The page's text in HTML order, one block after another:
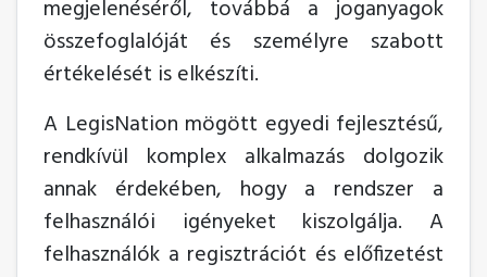
megjelenéséről, továbbá a joganyagok
összefoglalóját és személyre szabott
értékelését is elkészíti.
A LegisNation mögött egyedi fejlesztésű,
rendkívül komplex alkalmazás dolgozik
annak érdekében, hogy a rendszer a
felhasználói igényeket kiszolgálja. A
felhasználók a regisztrációt és előfizetést